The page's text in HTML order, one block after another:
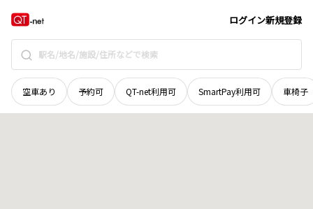
ログイン新規登録
空車あり 予約可 QT-net利用可 SmartPay利用可 車椅子
香川県